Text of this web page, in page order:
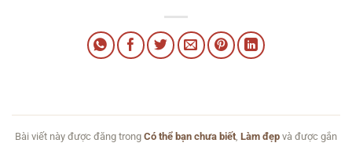
Bài viết này được đăng trong Có thể bạn chưa biết Làm đẹp và được gắn